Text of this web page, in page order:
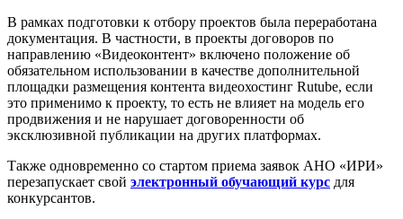
В рамках подготовки к отбору проектов была переработана
документация. В частности, в проекты договоров по
направлению «Видеоконтент» включено положение об
обязательном использовании в качестве дополнительной
площадки размещения контента видеохостинг Rutube, если
это применимо к проекту, то есть не влияет на модель его
продвижения и не нарушает договоренности об
эксклюзивной публикации на других платформах.
Также одновременно со стартом приема заявок АНО «ИРИ»
перезапускает свой электронный обучающий курс для
конкурсантов.